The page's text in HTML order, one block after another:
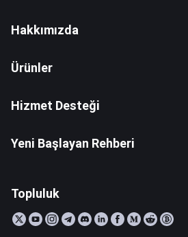
Hakkımızda
Ürünler
Hizmet Desteği
Yeni Başlayan Rehberi
Topluluk